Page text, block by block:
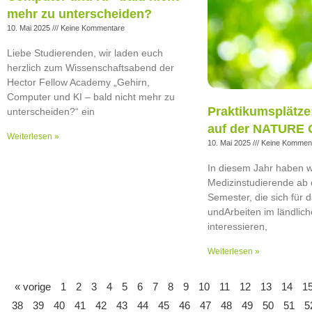
mehr zu unterscheiden?
10. Mai 2025 Keine Kommentare
Liebe Studierenden, wir laden euch
herzlich zum Wissenschaftsabend der
Hector Fellow Academy „Gehirn,
Computer und KI – bald nicht mehr zu
unterscheiden?“ ein
Weiterlesen »
auf der NATURE
10. Mai 2025 Keine
In diesem Jahr haben
Medizinstudierende ab
Semester, die sich für
undArbeiten im
interessieren,
Weiterlesen »
« vorige 1 2 3 4 5 6 7 8 9 10 11 12 13 14
38
39 40 41 42 43 44 45 46 47 48 49 50 51